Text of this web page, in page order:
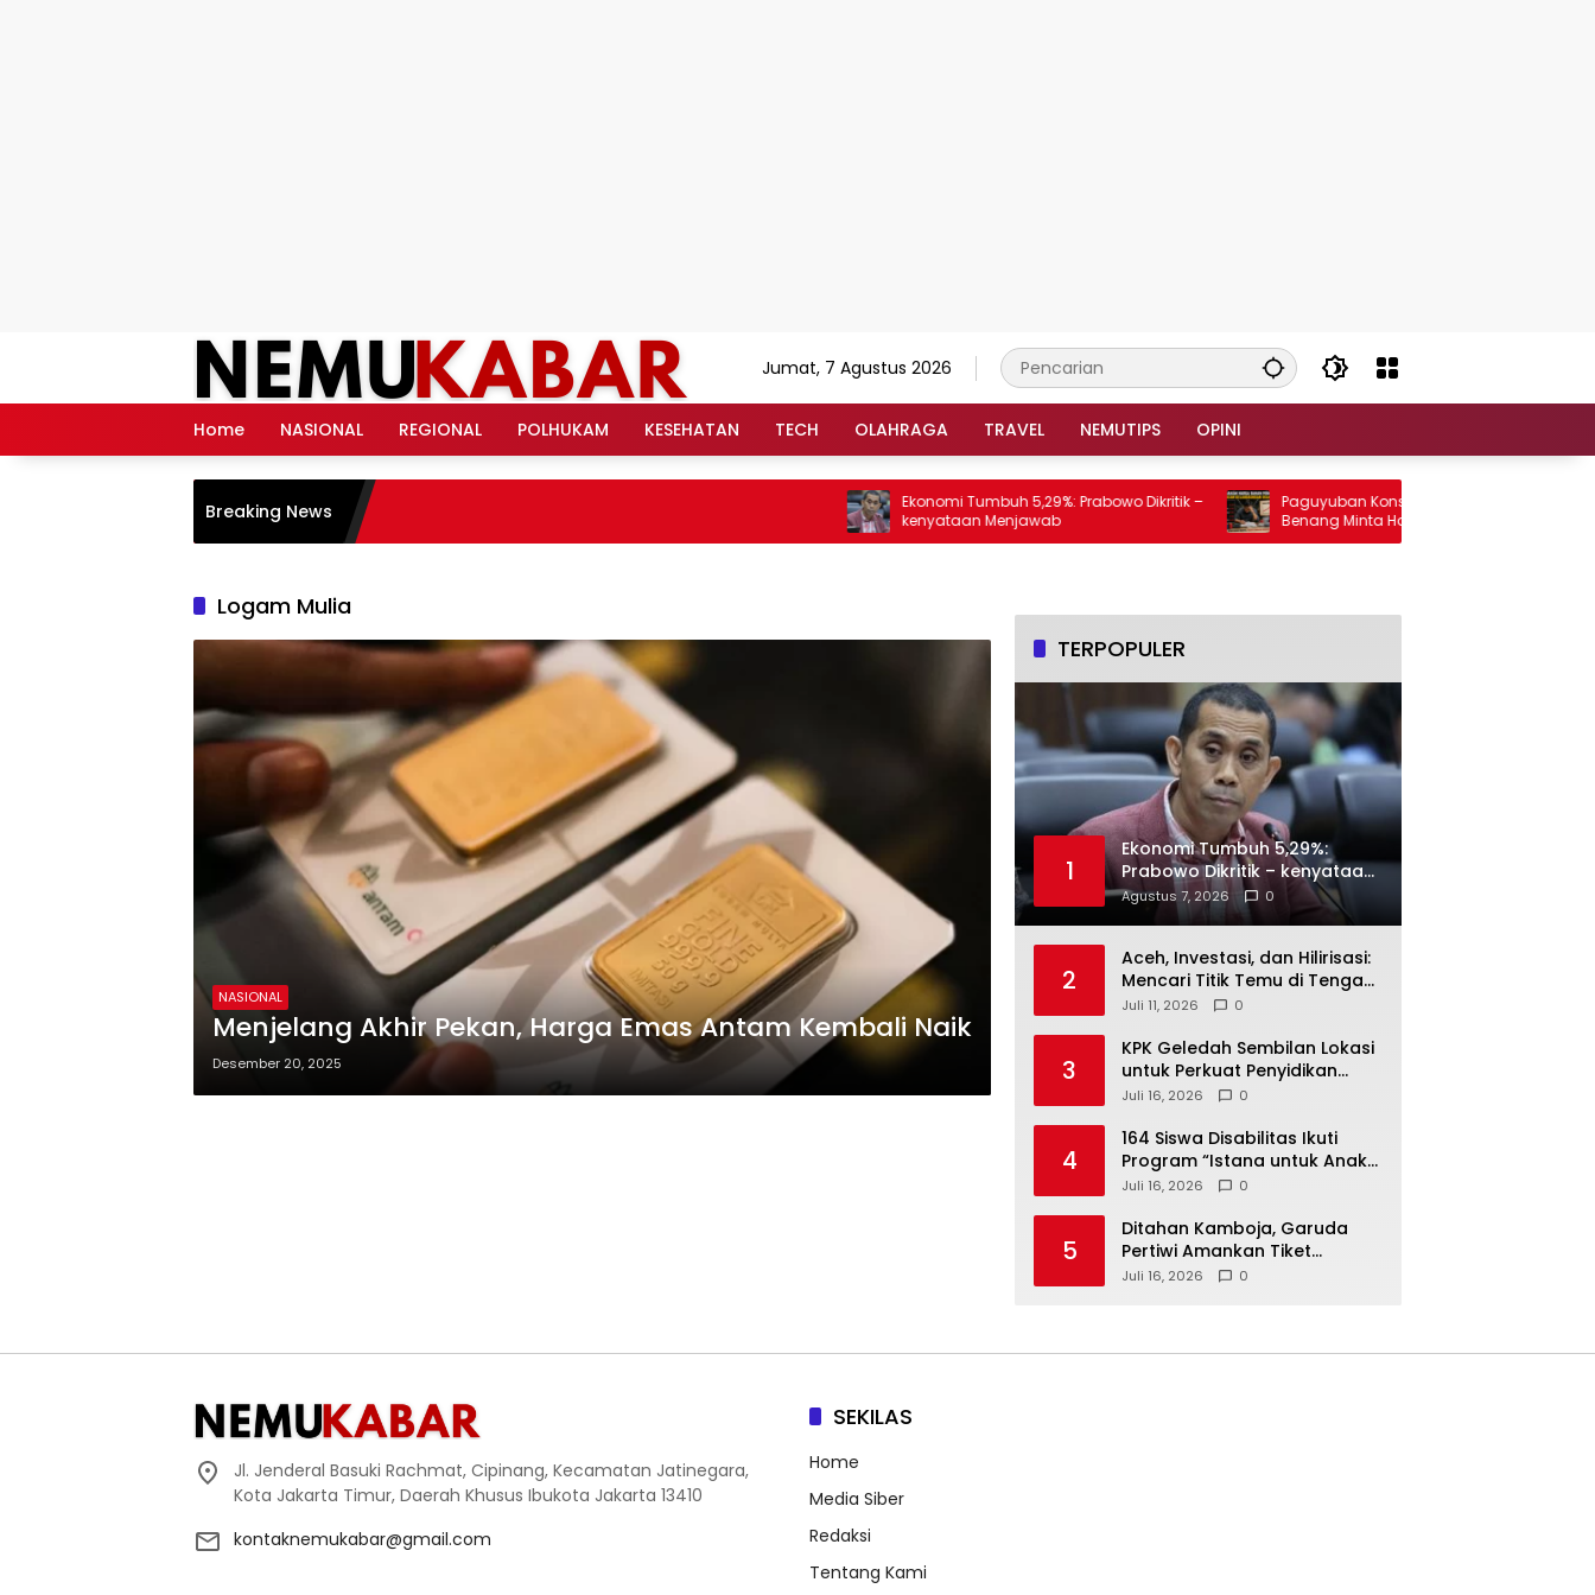
Jumat, 7 Agustus 2026
Home NASIONAL REGIONAL POLHUKAM KESEHATAN TECH OLAHRAGA TRAVEL NEMUTIPS OPINI
Breaking News
Ekonomi Tumbuh 5,29%: Prabowo Dikritik –
kenyataan Menjawab
Paguyuban Konsumen Plastik dan
Benang Minta Harga Bahan Baku Tidak
Naik
Logam Mulia
NASIONAL
Menjelang Akhir Pekan, Harga Emas Antam Kembali Naik
Desember 20, 2025
TERPOPULER
1
Ekonomi Tumbuh 5,29%:
Prabowo Dikritik – kenyataan
Menjawab
Agustus 7, 2026 0
2
Aceh, Investasi, dan Hilirisasi:
Mencari Titik Temu di Tengah
Polemik Blok Andaman
Juli 11, 2026 0
3
KPK Geledah Sembilan Lokasi
untuk Perkuat Penyidikan
Dugaan Pemerasan Bupati
Juli 16, 2026 0
4
164 Siswa Disabilitas Ikuti
Program “Istana untuk Anak
Sekolah”, Kenali Sejarah
Juli 16, 2026 0
5
Ditahan Kamboja, Garuda
Pertiwi Amankan Tiket
Semifinal Piala AFF Putri 2026
Juli 16, 2026 0
Jl. Jenderal Basuki Rachmat, Cipinang, Kecamatan Jatinegara,
Kota Jakarta Timur, Daerah Khusus Ibukota Jakarta 13410
kontaknemukabar@gmail.com
SEKILAS
Home
Media Siber
Redaksi
Tentang Kami